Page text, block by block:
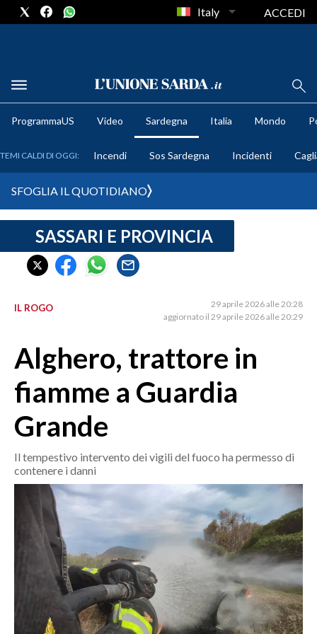
METEO
CRONACA SARDEGNA
CAGLIARI
SULCIS IGLESIENTE
SASSARI E PROVINCIA
GALLURA
OGLIASTRA
CRONACA
ITALIA
MONDO
POLITICA
ECONOMIA
SERVIZI ALLE IMPRESE
Italy ACCEDI
ProgrammaUS Video Sardegna Italia Mondo
TEMI CALDI DI OGGI: Incendi Sos Sardegna Incidenti
SFOGLIA IL QUOTIDIANO
SASSARI E PROVINCIA
IL ROGO
29 aprile 2026 alle 20:28
aggiornato il 29 aprile 2026 alle 20:29
Alghero, trattore in
fiamme a Guardia
Grande
Il tempestivo intervento dei vigili del fuoco ha permesso di
contenere i danni